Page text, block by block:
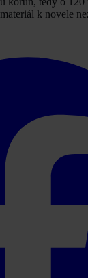
k novele